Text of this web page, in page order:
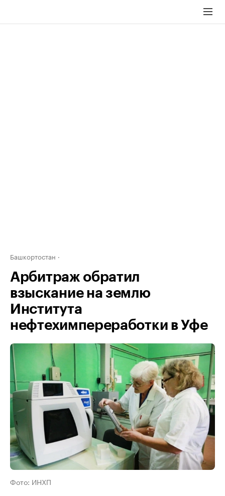
Башкортостан
Арбитраж обратил
взыскание на землю
Института
нефтехимпереработки в Уфе
Фото: ИНХП